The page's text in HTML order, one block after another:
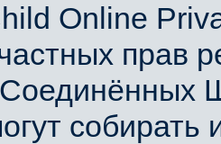
Online
прав
Соединённых